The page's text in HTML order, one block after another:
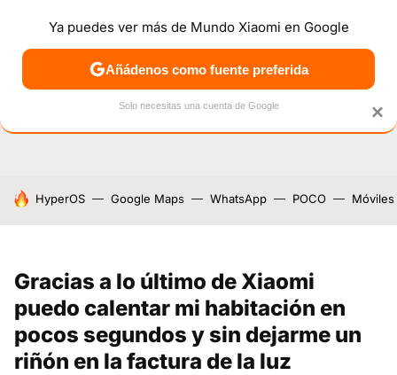
NOTICIAS MÓVILES TUTORIALES OFERTAS
HOY SE HABLA DE
HyperOS Google Maps WhatsApp POCO Móviles
Gracias a lo último de Xiaomi
puedo calentar mi habitación en
pocos segundos y sin dejarme un
riñón en la factura de la luz
×
Ya puedes ver más de Mundo Xiaomi en Google
Añádenos como fuente preferida
Solo necesitas una cuenta de Google